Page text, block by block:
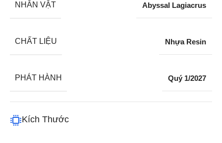
NHÂN VẬT Abyssal Lagiacrus
CHẤT LIỆU Nhựa Resin
PHÁT HÀNH Quý 1/2027
Kích Thước